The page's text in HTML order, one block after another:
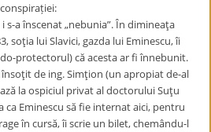
s-a înscenat „nebunia”. În dimineaţa
soţia lui Slavici, gazda lui Eminescu, îi
protectorul) că acesta ar fi înnebunit.
însoţit de ing. Simţion (un apropiat de-al
la ospiciul privat al doctorului Suţu
ca Eminescu să fie internat aici, pentru
în cursă, îi scrie un bilet, chemându-l